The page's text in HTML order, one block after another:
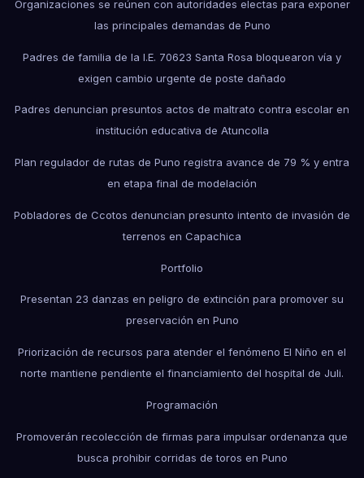
Organizaciones se reúnen con autoridades electas para exponer
las principales demandas de Puno
Padres de familia de la I.E. 70623 Santa Rosa bloquearon vía y
exigen cambio urgente de poste dañado
Padres denuncian presuntos actos de maltrato contra escolar en
institución educativa de Atuncolla
Plan regulador de rutas de Puno registra avance de 79 % y entra
en etapa final de modelación
Pobladores de Ccotos denuncian presunto intento de invasión de
terrenos en Capachica
Portfolio
Presentan 23 danzas en peligro de extinción para promover su
preservación en Puno
Priorización de recursos para atender el fenómeno El Niño en el
norte mantiene pendiente el financiamiento del hospital de Juli.
Programación
Promoverán recolección de firmas para impulsar ordenanza que
busca prohibir corridas de toros en Puno